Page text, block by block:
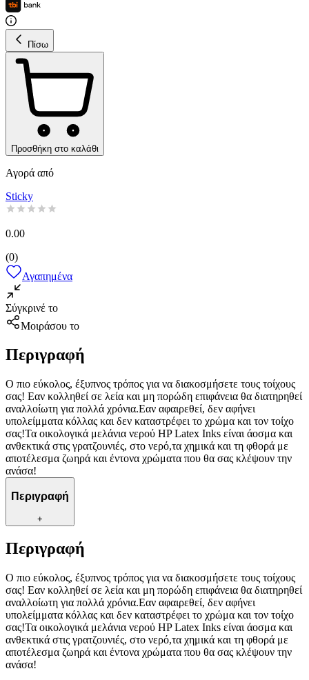
Πίσω
Προσθήκη στο καλάθι
Αγορά από
Sticky
0.00
(0)
Αγαπημένα
Σύγκρινέ το
Μοιράσου το
Περιγραφή
Ο πιο εύκολος, έξυπνος τρόπος για να διακοσμήσετε τους τοίχους
σας! Εαν κολληθεί σε λεία και μη πορώδη επιφάνεια θα διατηρηθεί
αναλλοίωτη για πολλά χρόνια.Εαν αφαιρεθεί, δεν αφήνει
υπολείμματα κόλλας και δεν καταστρέφει το χρώμα και τον τοίχο
σας!Τα οικολογικά μελάνια νερού HP Latex Inks είναι άοσμα και
ανθεκτικά στις γρατζουνιές, στο νερό,τα χημικά και τη φθορά με
αποτέλεσμα ζωηρά και έντονα χρώματα που θα σας κλέψουν την
ανάσα!
Περιγραφή
+
Περιγραφή
Ο πιο εύκολος, έξυπνος τρόπος για να διακοσμήσετε τους τοίχους
σας! Εαν κολληθεί σε λεία και μη πορώδη επιφάνεια θα διατηρηθεί
αναλλοίωτη για πολλά χρόνια.Εαν αφαιρεθεί, δεν αφήνει
υπολείμματα κόλλας και δεν καταστρέφει το χρώμα και τον τοίχο
σας!Τα οικολογικά μελάνια νερού HP Latex Inks είναι άοσμα και
ανθεκτικά στις γρατζουνιές, στο νερό,τα χημικά και τη φθορά με
αποτέλεσμα ζωηρά και έντονα χρώματα που θα σας κλέψουν την
ανάσα!